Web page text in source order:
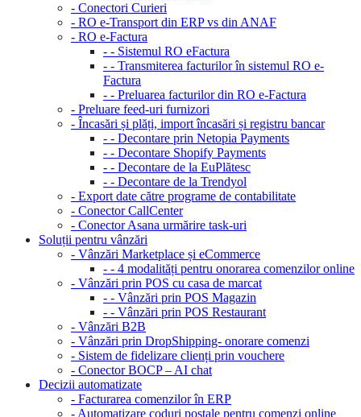
- Conectori Curieri
- RO e-Transport din ERP vs din ANAF
- RO e-Factura
- - Sistemul RO eFactura
- - Transmiterea facturilor în sistemul RO e-
Factura
- - Preluarea facturilor din RO e-Factura
- Preluare feed-uri furnizori
- Încasări și plăți, import încasări și registru bancar
- - Decontare prin Netopia Payments
- - Decontare Shopify Payments
- - Decontare de la EuPlătesc
- - Decontare de la Trendyol
- Export date către programe de contabilitate
- Conector CallCenter
- Conector Asana urmărire task-uri
Soluții pentru vânzări
- Vânzări Marketplace și eCommerce
- - 4 modalități pentru onorarea comenzilor online
- Vânzări prin POS cu casa de marcat
- - Vânzări prin POS Magazin
- - Vânzări prin POS Restaurant
- Vânzări B2B
- Vânzări prin DropShipping- onorare comenzi
- Sistem de fidelizare clienți prin vouchere
- Conector BOCP – AI chat
Decizii automatizate
- Facturarea comenzilor în ERP
- Automatizare coduri poștale pentru comenzi online